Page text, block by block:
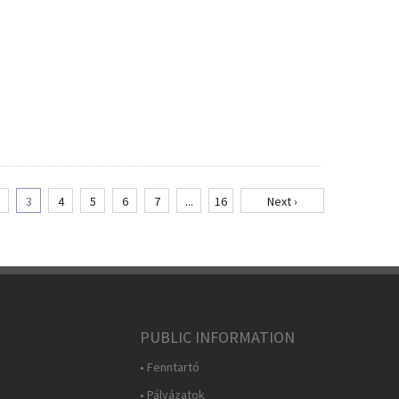
3 4 5 6 7 ... 16 Next ›
PUBLIC INFORMATION
• Fenntartó
• Pályázatok